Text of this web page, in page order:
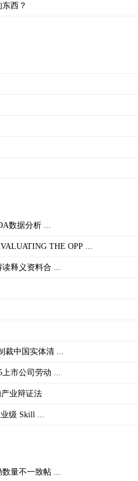
西？
数据分析 ...
THE OPP ...
释义资料合 ...
裁中国实体清 ...
市公司劳动 ...
产业辩证法
级 Skill ...
量不一致帖 ...